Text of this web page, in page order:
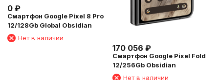
0 ₽
Смартфон Google Pixel 8 Pro
12/128Gb Global Obsidian
Нет в наличии
170 056 ₽
Смартфон Google Pixel Fold
12/256Gb Obsidian
Нет в наличии